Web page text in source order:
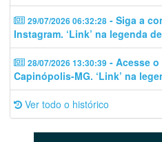
29/07/2026 06:32:28 - Siga a
Instagram. ‘Link’ na legenda
28/07/2026 13:30:39 - Acesse
Capinópolis-MG. ‘Link’ na
Ver todo o histórico